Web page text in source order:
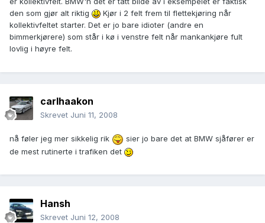
den som gjør alt riktig
Kjør i 2 felt frem til flettekjøring når
kollektivfeltet starter. Det er jo bare idioter (andre en
bimmerkjørere) som står i kø i venstre felt når mankankjøre fult
lovlig i høyre felt.
carlhaakon
Skrevet Juni 11, 2008
nå føler jeg mer sikkelig rik
sier jo bare det at BMW sjåfører er
de mest rutinerte i trafiken det
Hansh
Skrevet Juni 12, 2008